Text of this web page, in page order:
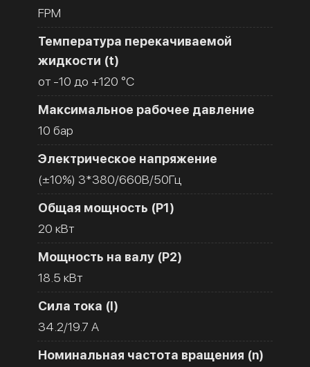
FPM
Температура перекачиваемой
жидкости (t)
от -10 до +120 °C
Максимальное рабочее давление
10 бар
Электрическое напряжение
(±10%) 3*380/660В/50Гц
Общая мощность (Р1)
20 кВт
Мощность на валу (Р2)
18.5 кВт
Сила тока (I)
34.2/19.7 A
Номинальная частота вращения (n)